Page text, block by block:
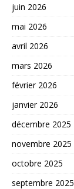
juin 2026
mai 2026
avril 2026
mars 2026
février 2026
janvier 2026
décembre 2025
novembre 2025
octobre 2025
septembre 2025